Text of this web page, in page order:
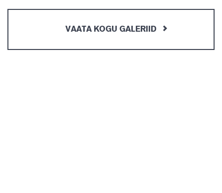
VAATA KOGU GALERIID